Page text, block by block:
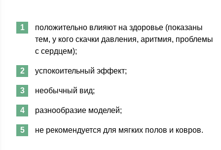
положительно влияют на здоровье (показаны
тем, у кого скачки давления, аритмия, проблемы
с сердцем);
успокоительный эффект;
необычный вид;
разнообразие моделей;
не рекомендуется для мягких полов и ковров.